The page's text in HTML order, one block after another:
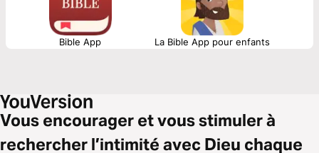
Bible App La Bible App pour enfants
Vous encourager et vous stimuler à
rechercher l’intimité avec Dieu chaque